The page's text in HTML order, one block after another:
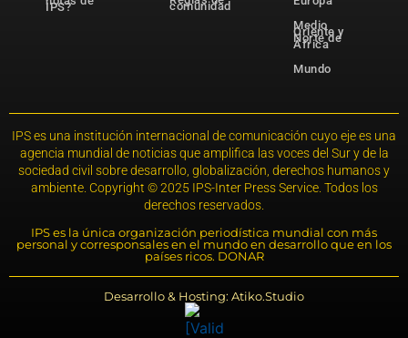
IPS? comunidad
Medio
Oriente y
Norte de
África
Mundo
IPS es una institución internacional de comunicación cuyo eje es una
agencia mundial de noticias que amplifica las voces del Sur y de la
sociedad civil sobre desarrollo, globalización, derechos humanos y
ambiente. Copyright © 2025 IPS-Inter Press Service. Todos los
derechos reservados.
IPS es la única organización periodística mundial con más
personal y corresponsales en el mundo en desarrollo que en los
países ricos. DONAR
Desarrollo & Hosting: Atiko.Studio